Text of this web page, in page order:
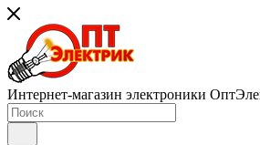
Интернет-магазин электроники